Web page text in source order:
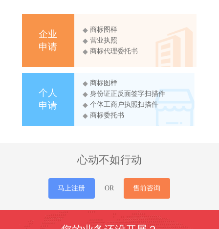
企业
申请
◆ 商标图样
◆ 营业执照
◆ 商标代理委托书
个人
申请
◆ 商标图样
◆ 身份证正反面签字扫描件
◆ 个体工商户执照扫描件
◆ 商标委托书
心动不如行动
马上注册 OR 售前咨询